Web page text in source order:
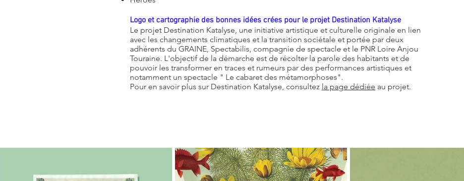
Logo et cartographie des bonnes idées crées pour le projet Destination Katalyse
Le projet Destination Katalyse, une initiative artistique et culturelle originale en lien
avec les changements climatiques et la transition sociétale et portée par deux
adhérents du GRAINE, Spectabilis, compagnie de spectacle et le PNR Loire Anjou
Touraine. L'objectif de la démarche est de récolter la parole des habitants et de
pouvoir les transformer en traces et rumeurs par des performances artistiques et
notamment un spectacle " Le cabaret des métamorphoses".
Pour en savoir plus sur Destination Katalyse, consultez la page dédiée au projet.